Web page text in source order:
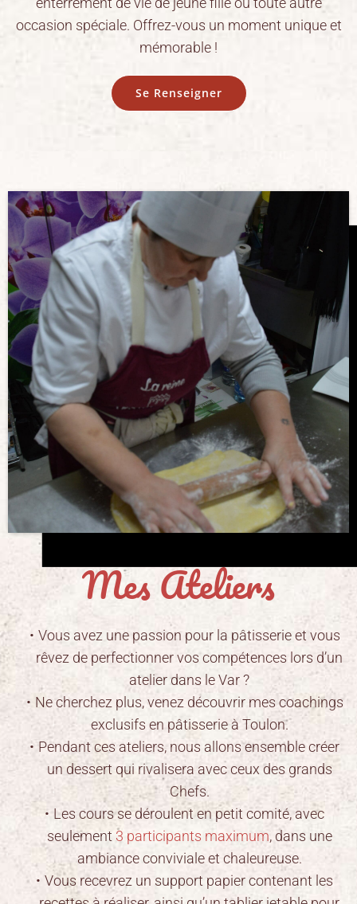
occasion spéciale. Offrez-vous un moment unique et
mémorable !
Se Renseigner
Mes Ateliers
Vous avez une passion pour la pâtisserie et vous
rêvez de perfectionner vos compétences lors d’un
atelier dans le Var ?
Ne cherchez plus, venez découvrir mes coachings
exclusifs en pâtisserie à Toulon.
Pendant ces ateliers, nous allons ensemble créer
un dessert qui rivalisera avec ceux des grands
Chefs.
Les cours se déroulent en petit comité, avec
seulement 3 participants maximum, dans une
ambiance conviviale et chaleureuse.
Vous recevrez un support papier contenant les